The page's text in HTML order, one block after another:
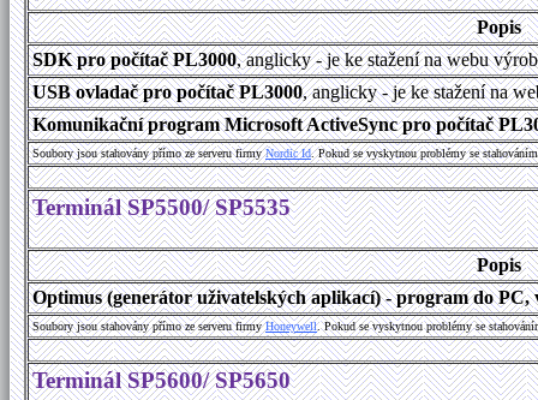
Popis
SDK pro počítač PL3000, anglicky - je ke stažení na webu
USB ovladač pro počítač PL3000, anglicky - je ke stažení na
Komunikační program Microsoft ActiveSync pro počítač
Soubory jsou stahovány přímo ze serveru firmyNordic Id. Pokud se vyskytnou problémy se
Terminál SP5500/ SP5535
Popis
Optimus (generátor uživatelských aplikací) - program do PC,
Soubory jsou stahovány přímo ze serveru firmyHoneywell. Pokud se vyskytnou problémy se
Terminál SP5600/ SP5650